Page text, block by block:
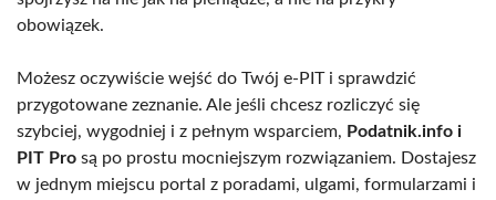
obowiązek.
Możesz oczywiście wejść do Twój e-PIT i sprawdzić
przygotowane zeznanie. Ale jeśli chcesz rozliczyć się
szybciej, wygodniej i z pełnym wsparciem, Podatnik.info i
PIT Pro są po prostu mocniejszym rozwiązaniem. Dostajesz
w jednym miejscu portal z poradami, ulgami, formularzami i